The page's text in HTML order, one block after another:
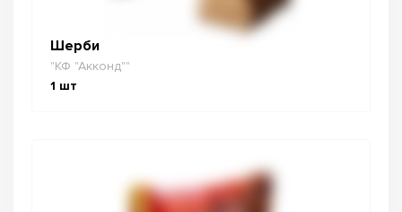
Шерби
"КФ "Акконд""
1 шт